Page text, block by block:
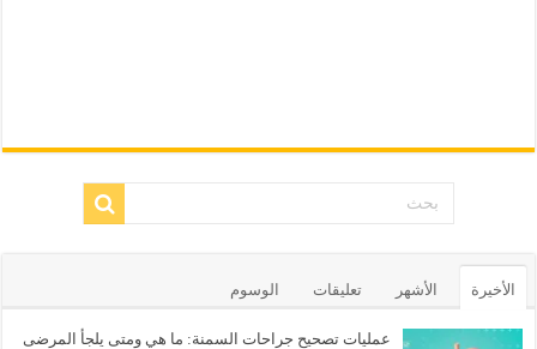
الأخيرة الأشهر تعليقات الوسوم
عمليات تصحيح جراحات السمنة: ما هي ومتى يلجأ المرضى